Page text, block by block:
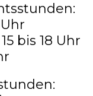
bis 18 Uhr